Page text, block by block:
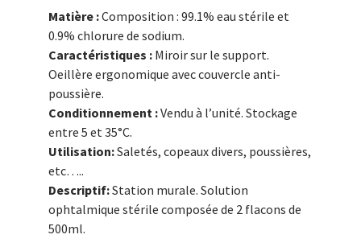
Matière :Composition : 99.1% eau stérile et
0.9% chlorure de sodium.
Caractéristiques : Miroir sur le support.
Oeillère ergonomique avec couvercle anti-
poussière.
Conditionnement :Vendu à l’unité. Stockage
entre 5 et 35°C.
Utilisation:Saletés, copeaux divers, poussières,
etc…..
Descriptif:Station murale. Solution
ophtalmique stérile composée de 2 flacons de
500ml.